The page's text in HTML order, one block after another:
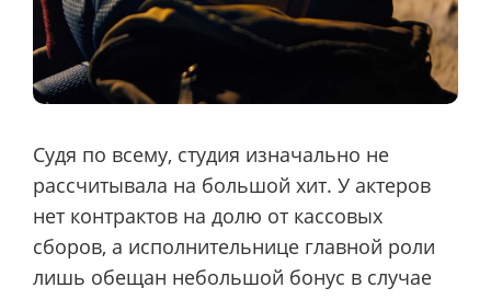
Судя по всему, студия изначально не
рассчитывала на большой хит. У актеров
нет контрактов на долю от кассовых
сборов, а исполнительнице главной роли
лишь обещан небольшой бонус в случае